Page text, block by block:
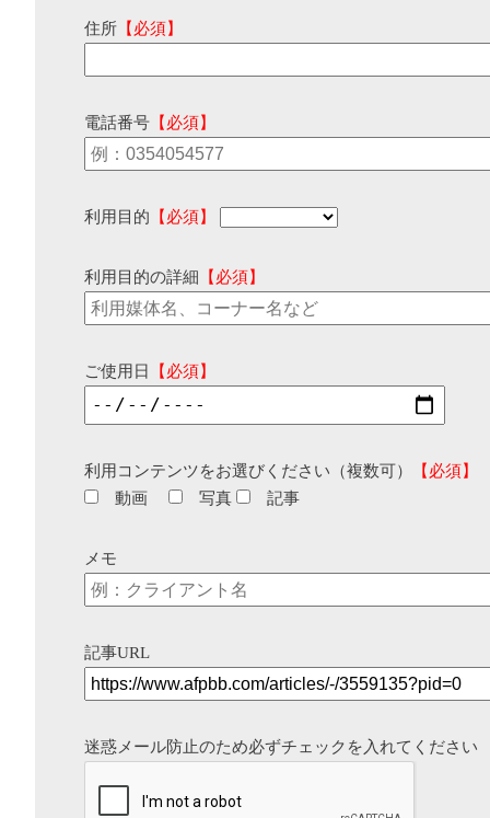
住所 【必須】
電話番号 【必須】
利用目的 【必須】
利用目的の詳細 【必須】
ご使用日 【必須】
利用コンテンツをお選びください（複数可）
【必須】
動画
写真 記事
メモ
記事URL
迷惑メール防止のため必ずチェックを入れてください